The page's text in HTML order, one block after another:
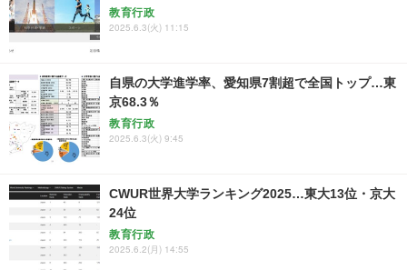
教育行政
2025.6.3(火) 11:15
自県の大学進学率、愛知県7割超で全国トップ…東
京68.3％
教育行政
2025.6.3(火) 9:45
CWUR世界大学ランキング2025…東大13位・京大
24位
教育行政
2025.6.2(月) 14:55